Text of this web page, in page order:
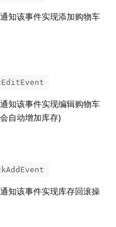
知该事件实现添加购物车
知该事件实现编辑购物车
自动增加库存)
知该事件实现库存回滚操